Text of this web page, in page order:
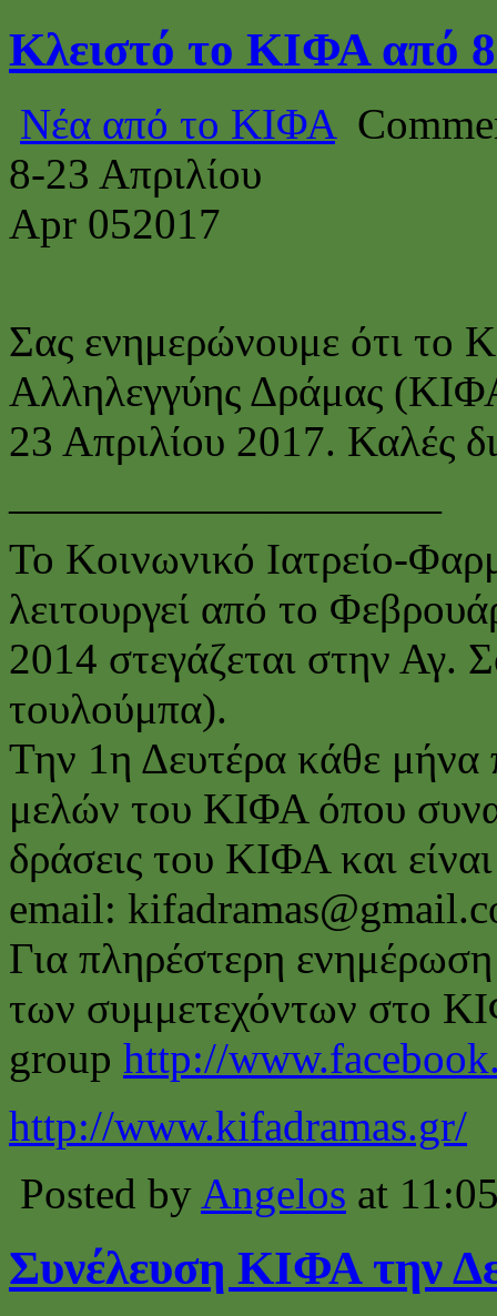
Κλειστό το ΚΙΦΑ από
Νέα από το ΚΙΦΑ
8-23 Απριλίου
Apr 052017
Σας ενημερώνουμε ότι το
Αλληλεγγύης Δράμας
23 Απριλίου 2017. Καλές
——————————
Το Κοινωνικό Ιατρείο-
λειτουργεί από το
2014 στεγάζεται στην Αγ.
τουλούμπα).
Την 1η Δευτέρα κάθε μήνα
μελών του ΚΙΦΑ όπου
δράσεις του ΚΙΦΑ και
email:
Για πληρέστερη ενημέρωση
των συμμετεχόντων στο
group http://
http://www.kifadramas.gr/
Posted by Angelos at
Συνέλευση ΚΙΦΑ την